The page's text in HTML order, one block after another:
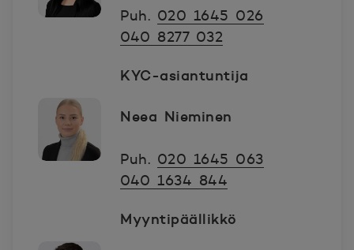
Puh. 020 1645 026
040 8277 032
KYC-asiantuntija
Neea Nieminen
Puh. 020 1645 063
040 1634 844
Myyntipäällikkö